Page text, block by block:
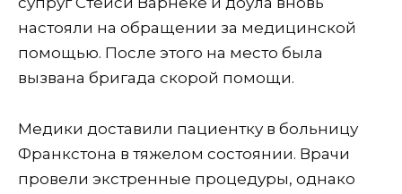
настояли на обращении за медицинской
помощью. После этого на место была
вызвана бригада скорой помощи.
Медики доставили пациентку в больницу
Франкстона в тяжелом состоянии. Врачи
провели экстренные процедуры, однако